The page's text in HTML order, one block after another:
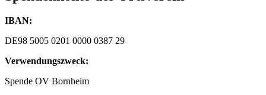
IBAN:
DE98 5005 0201 0000 0387 29
Verwendungszweck:
Spende OV Bornheim